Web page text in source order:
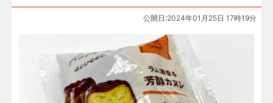
公開日:2024年01月25日 17時19分